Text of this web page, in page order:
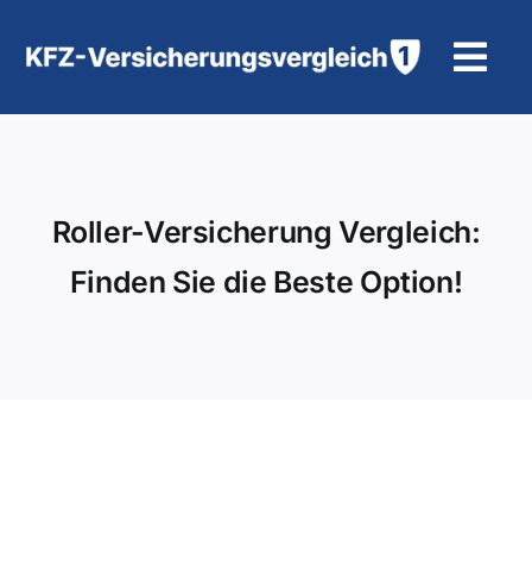
Inhalt
Hilfe und Kontakt
Roller-Versicherung Vergleich:
Finden Sie die Beste Option!